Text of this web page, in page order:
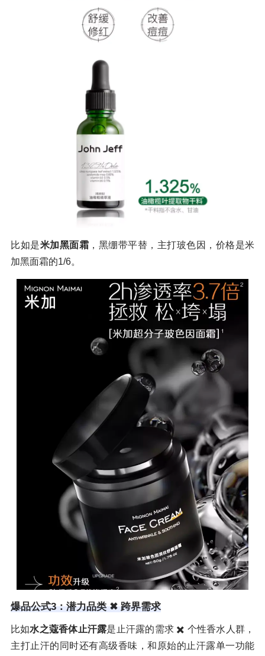
比如是米加黑面霜 ，黑绷带平替，主打玻色因，价格是米
加黑面霜的1/6。
爆品公式3：潜力品类 ✖ 跨界需求
比如水之蔻香体止汗露是止汗露的需求 ✖️ 个性香水人群，
主打止汗的同时还有高级香味，和原始的止汗露单一功能